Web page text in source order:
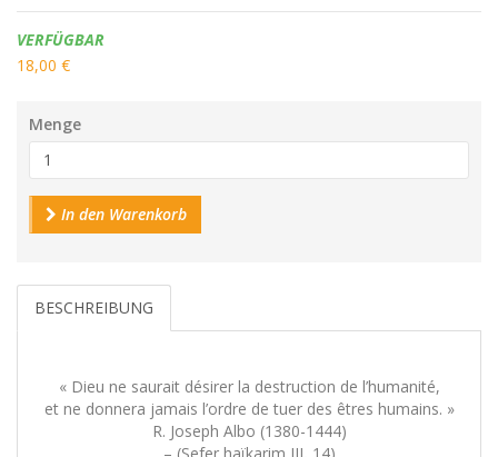
Verfügbarkeit:
VERFÜGBAR
18,00 €
Menge
In den Warenkorb
BESCHREIBUNG
« Dieu ne saurait désirer la destruction de l’humanité,
et ne donnera jamais l’ordre de tuer des êtres humains. »
R. Joseph Albo (1380-1444)